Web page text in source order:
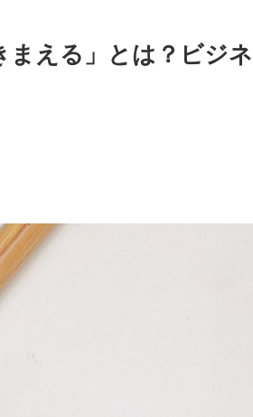
まえる」とは？ビジ